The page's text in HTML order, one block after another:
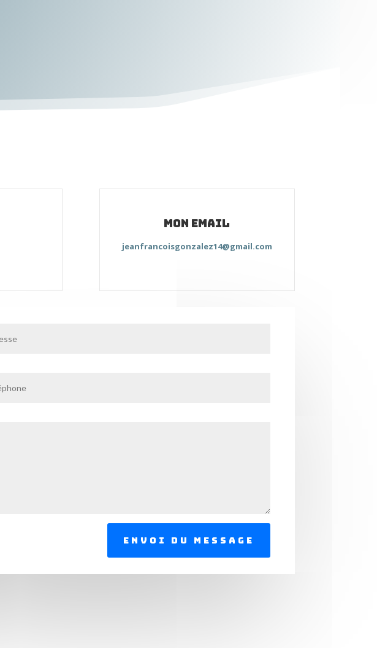
mon email
jeanfrancoisgonzalez14@gmail.com
envoi du message